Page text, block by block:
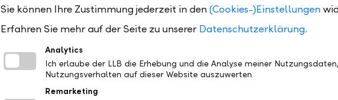
Wem soll mein Wohneigentum später einmal Freude
Das eigene Zuhause ist oft mehr als nur vier Wände: Es ist ein
Rückzugsraum und in vielen Fällen ein erheblicher
Sie können Ihre Zustimmung jederzeit in den(Cookies-)Einstellungen
Erfahren Sie mehr auf der Seite zu unserer Datenschutzerklärung.
Analytics
Ich erlaube der LLB die Erhebung und die Analyse meiner
Nutzungsverhalten auf dieser Website auszuwerten
Remarketing